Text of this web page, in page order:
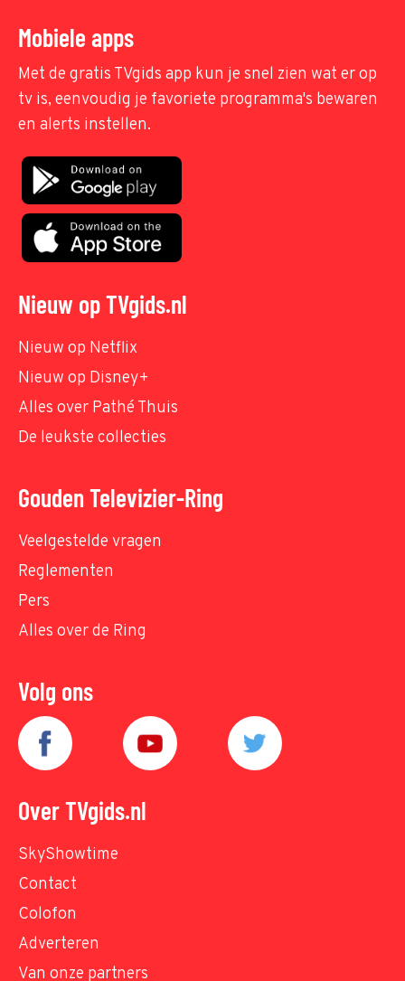
Mobiele apps
Met de gratis TVgids app kun je snel zien wat er op
tv is, eenvoudig je favoriete programma's bewaren
en alerts instellen.
Nieuw op TVgids.nl
Nieuw op Netflix
Nieuw op Disney+
Alles over Pathé Thuis
De leukste collecties
Gouden Televizier-Ring
Veelgestelde vragen
Reglementen
Pers
Alles over de Ring
Volg ons
Over TVgids.nl
SkyShowtime
Contact
Colofon
Adverteren
Van onze partners